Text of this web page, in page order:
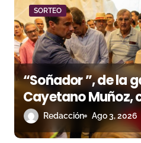
SORTEO
“Soñador ”, de la
Cayetano Muñoz,
de las Colombinas
Redacción Ago 3, 2026